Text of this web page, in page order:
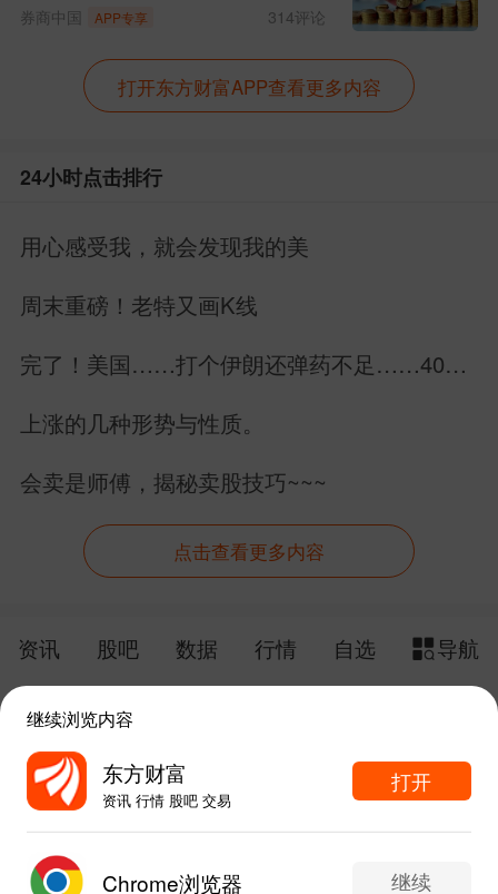
券商中国 APP专享 314评论
打开东方财富APP查看更多内容
24小时点击排行
用心感受我，就会发现我的美
周末重磅！老特又画K线
完了！美国……打个伊朗还弹药不足……40万
上涨的几种形势与性质。
会卖是师傅，揭秘卖股技巧~~~
点击查看更多内容
资讯 股吧 数据 行情 自选
导航
给网站提点意见 下载APP
东方财富APP内打开
继续浏览内容
东方财富
资讯 行情 股吧 交易
打开
Chrome浏览器 继续